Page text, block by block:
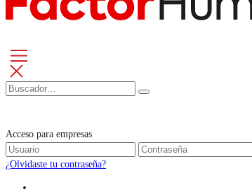
Acceso para empresas
¿Olvidaste tu contraseña?